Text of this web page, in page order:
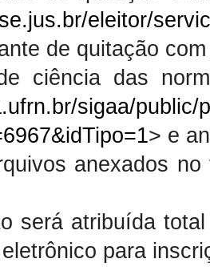
eleitor/
de quitação
ciência das
sigaa/public/
> e
anexados
será atribuída
para